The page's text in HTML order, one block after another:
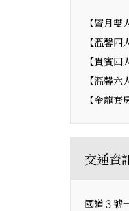
【蜜月
【溫馨
【貴賓
【溫馨
【金龍
交通資
國道３